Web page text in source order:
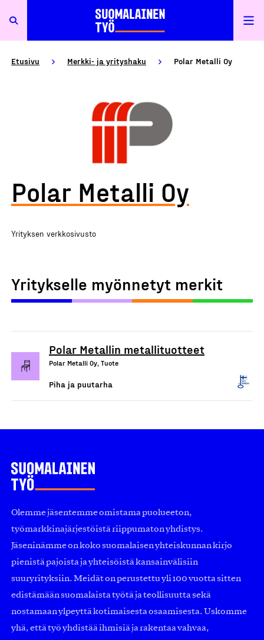
Etusivu Merkki- ja yrityshaku Polar Metalli Oy
Polar Metalli Oy
Yrityksen verkkosivusto
Yritykselle myönnetyt merkit
Polar Metallin metallituotteet
Polar Metalli Oy, Tuote
Piha ja puutarha
Olemme jäsentemme omistama puolueeton,
työmarkkinajärjestöistä riippumaton yhdistys.
Jäseninämme on koko suomalaisen yhteiskunnan kirjo
pienistä pajoista ja yhteisöistä kansainvälisiin
suuryrityksiin. Meidät on perustettu yli 100 vuotta sitten
edistämään suomalaista työtä ja teollisuutta sekä
nostamaan ylpeyttä kotimaisesta osaamisesta. Uskomme
yhä, että työ yhdistää ihmisiä ja rakentaa vahvaa,